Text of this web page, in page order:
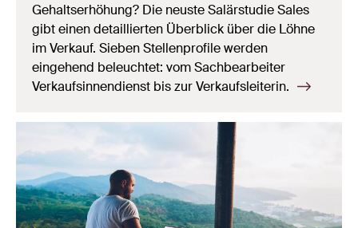
Gehaltserhöhung? Die neuste Salärstudie Sales
gibt einen detaillierten Überblick über die Löhne
im Verkauf. Sieben Stellenprofile werden
eingehend beleuchtet: vom Sachbearbeiter
Verkaufsinnendienst bis zur Verkaufsleiterin.